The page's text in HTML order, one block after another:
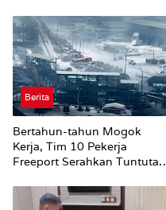
Berita
Bertahun-tahun Mogok
Kerja, Tim 10 Pekerja
Freeport Serahkan Tuntutan